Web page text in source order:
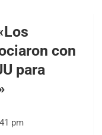
Los
con
para
pm